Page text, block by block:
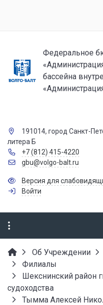
Федеральное
бассейна
191014, город Санкт-
литера Б
+7 (812) 415-4220
gbu@volgo-balt.ru
Версия для
Войти
Об Учреждении
Филиалы
Шекснинский район
судоходства
Тымма Алексей